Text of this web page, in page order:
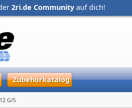
2ri.de Community auf dich!
Zubehörkatalog
G/S